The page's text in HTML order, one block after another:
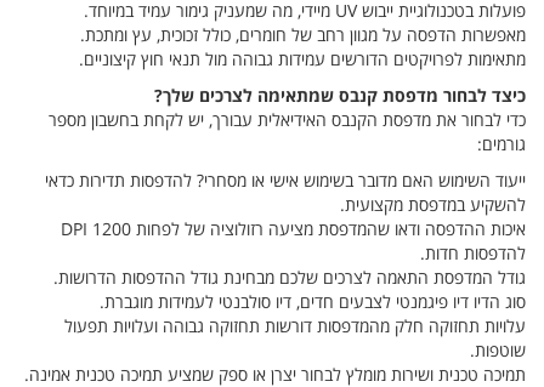
פועלות בטכנולוגיית ייבוש UV מיידי, מה שמעניק גימור עמיד במיוחד.
מאפשרות הדפסה על מגוון רחב של חומרים, כולל זכוכית, עץ ומתכת.
מתאימות לפרויקטים הדורשים עמידות גבוהה מול תנאי חוץ קיצוניים.
כיצד לבחור מדפסת קנבס שמתאימה לצרכים שלך?
כדי לבחור את מדפסת הקנבס האידיאלית עבורך, יש לקחת בחשבון מספר
גורמים:
ייעוד השימוש האם מדובר בשימוש אישי או מסחרי? להדפסות תדירות כדאי
להשקיע במדפסת מקצועית.
איכות ההדפסה ודאו שהמדפסת מציעה רזולוציה של לפחות 1200 DPI
להדפסות חדות.
גודל המדפסת התאמה לצרכים שלכם מבחינת גודל ההדפסות הדרושות.
סוג הדיו דיו פיגמנטי לצבעים חדים, דיו סולבנטי לעמידות מוגברת.
עלויות תחזוקה חלק מהמדפסות דורשות תחזוקה גבוהה ועלויות תפעול
שוטפות.
תמיכה טכנית ושירות מומלץ לבחור יצרן או ספק שמציע תמיכה טכנית אמינה.